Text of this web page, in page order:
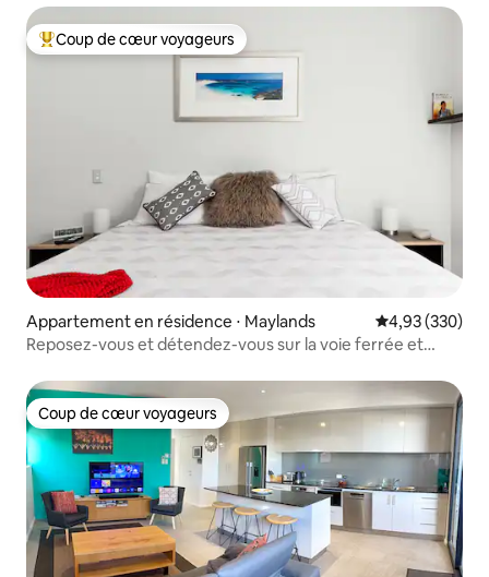
Coups de cœur voyageurs les plus appréciés
Coup de cœur voyageurs
Appartement en résidence ⋅ Maylands Évaluation
4,93 (330)
Reposez-vous et détendez-vous sur la voie ferrée et
Coup de cœur voyageurs
Coup de cœur voyageurs